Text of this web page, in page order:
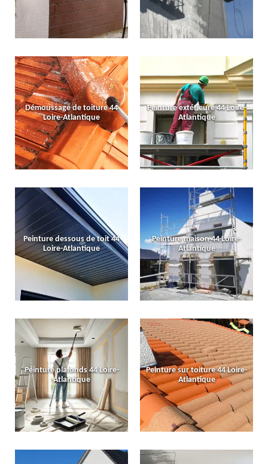
Démoussage de toiture 44
Loire-Atlantique
Peinture extérieure 44 Loire-
Atlantique
Peinture dessous de toit 44
Loire-Atlantique
Peinture maison 44 Loire-
Atlantique
Peinture plafonds 44 Loire-
Atlantique
Peinture sur toiture 44 Loire-
Atlantique